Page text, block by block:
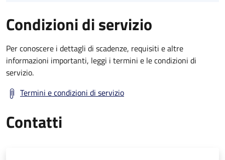
Condizioni di servizio
Per conoscere i dettagli di scadenze, requisiti e altre
informazioni importanti, leggi i termini e le condizioni di
servizio.
Termini e condizioni di servizio
Contatti